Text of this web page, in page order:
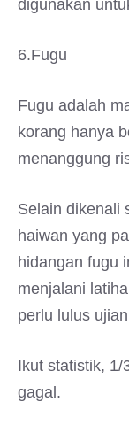
digunakan
6.Fugu
Fugu adalah
korang hanya
menanggung
Selain dikenali
haiwan yang
hidangan fugu
menjalani
perlu lulus
Ikut statistik, 1/
gagal.